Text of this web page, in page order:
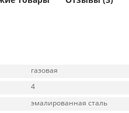
газовая
4
эмалированная сталь